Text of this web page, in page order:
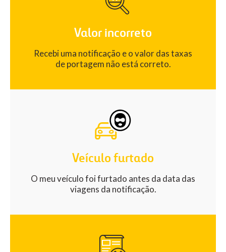
Valor incorreto
Recebi uma notificação e o valor das taxas
de portagem não está correto.
Veículo furtado
O meu veículo foi furtado antes da data das
viagens da notificação.